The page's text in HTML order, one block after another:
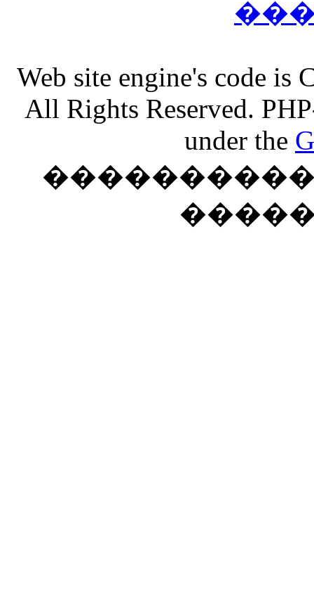
Web site engine's code
All Rights Reserved.
under the
����������